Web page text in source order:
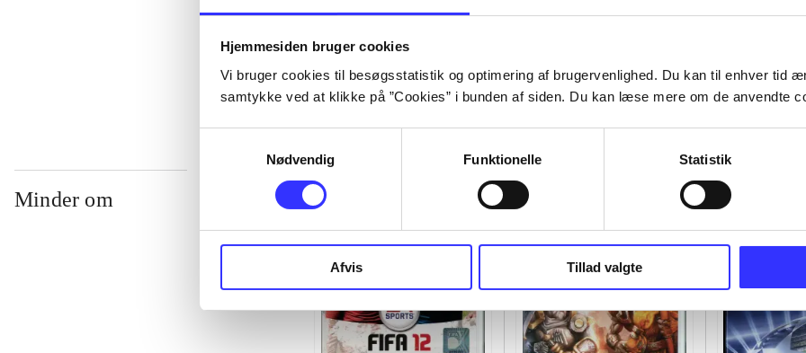
Hjemmesiden bruger cookies
Vi bruger cookies til besøgsstatistik og optimering af brugervenlighed. Du kan til enhver tid
samtykke ved at klikke på ”Cookies” i bunden af siden. Du kan læse mere om de anvendte
Nødvendig
Funktionelle Statistik
Afvis Tillad valgte
Minder om